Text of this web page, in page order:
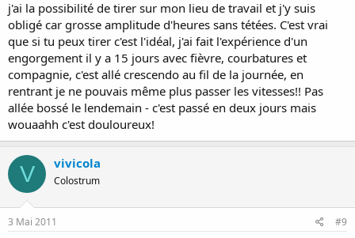
j'ai la possibilité de tirer sur mon lieu de travail et j'y suis
obligé car grosse amplitude d'heures sans tétées. C'est vrai
que si tu peux tirer c'est l'idéal, j'ai fait l'expérience d'un
engorgement il y a 15 jours avec fièvre, courbatures et
compagnie, c'est allé crescendo au fil de la journée, en
rentrant je ne pouvais même plus passer les vitesses!! Pas
allée bossé le lendemain - c'est passé en deux jours mais
wouaahh c'est douloureux!
V vivicola
Colostrum
3 Mai 2011 #9